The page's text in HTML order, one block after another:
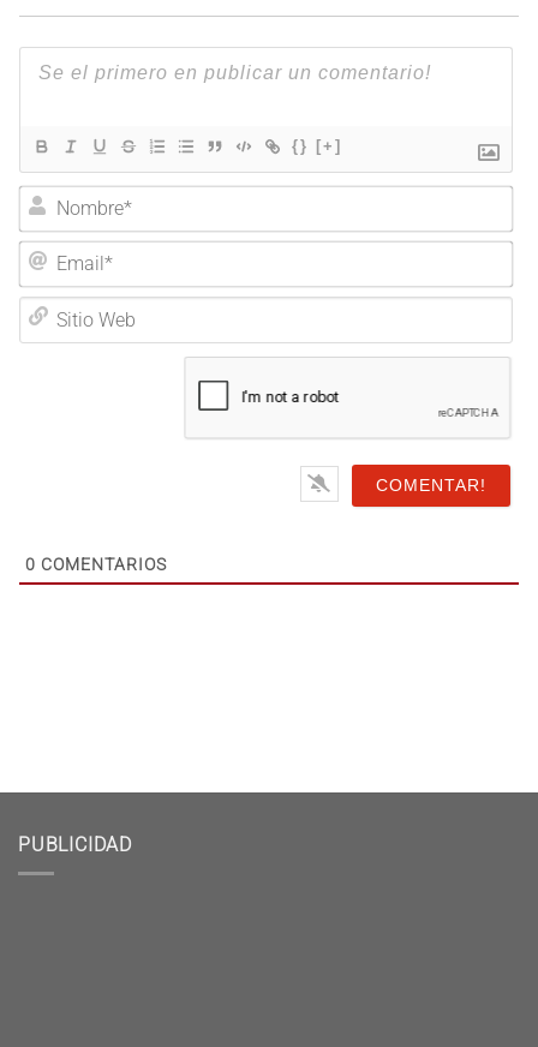
{} [+]
Nombre*
Email*
0 COMENTARIOS
PUBLICIDAD